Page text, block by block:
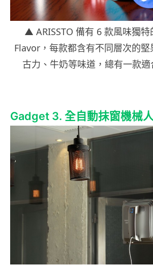
▲ ARISSTO 備有 6 款風味獨
Flavor，每款都含有不同層次的
古力、牛奶等味道，總有一款適
Gadget 3. 全自動抹窗機械